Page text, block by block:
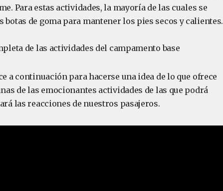
Para estas actividades, la mayoría de las cuales se
de goma para mantener los pies secos y calientes.
de las actividades del campamento base
a continuación para hacerse una idea de lo que ofrece
de las emocionantes actividades de las que podrá
las reacciones de nuestros pasajeros.